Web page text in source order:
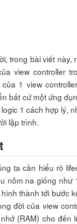
trong bài viết này,
view controller
1 view
bất cứ một ứng
1 cách hợp lý,
lập trình.
ta cần hiểu rõ
nôm na giống như
thành tới bước
đời của view
(RAM) cho đến